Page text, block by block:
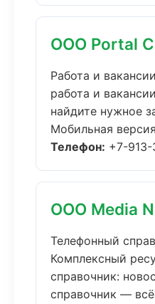
ООО Portal
Работа и
работа и
найдите нужное
Мобильная
Телефон: +7-
ООО Media
Телефонный
Комплексный
справочник:
справочник —